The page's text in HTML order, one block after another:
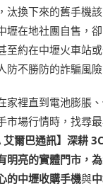
汰換下來的舊手機
壢在地社團自售，
至約在中壢火車站
防不勝防的詐騙風險
家裡直到電池膨脹
市場行情時，找尋
艾爾巴通訊】深耕
明亮的實體門市，
的中壢收購手機與